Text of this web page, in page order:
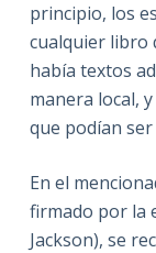
principio, los
cualquier libro
había textos
manera local,
que podían
En el
firmado por la
Jackson), se